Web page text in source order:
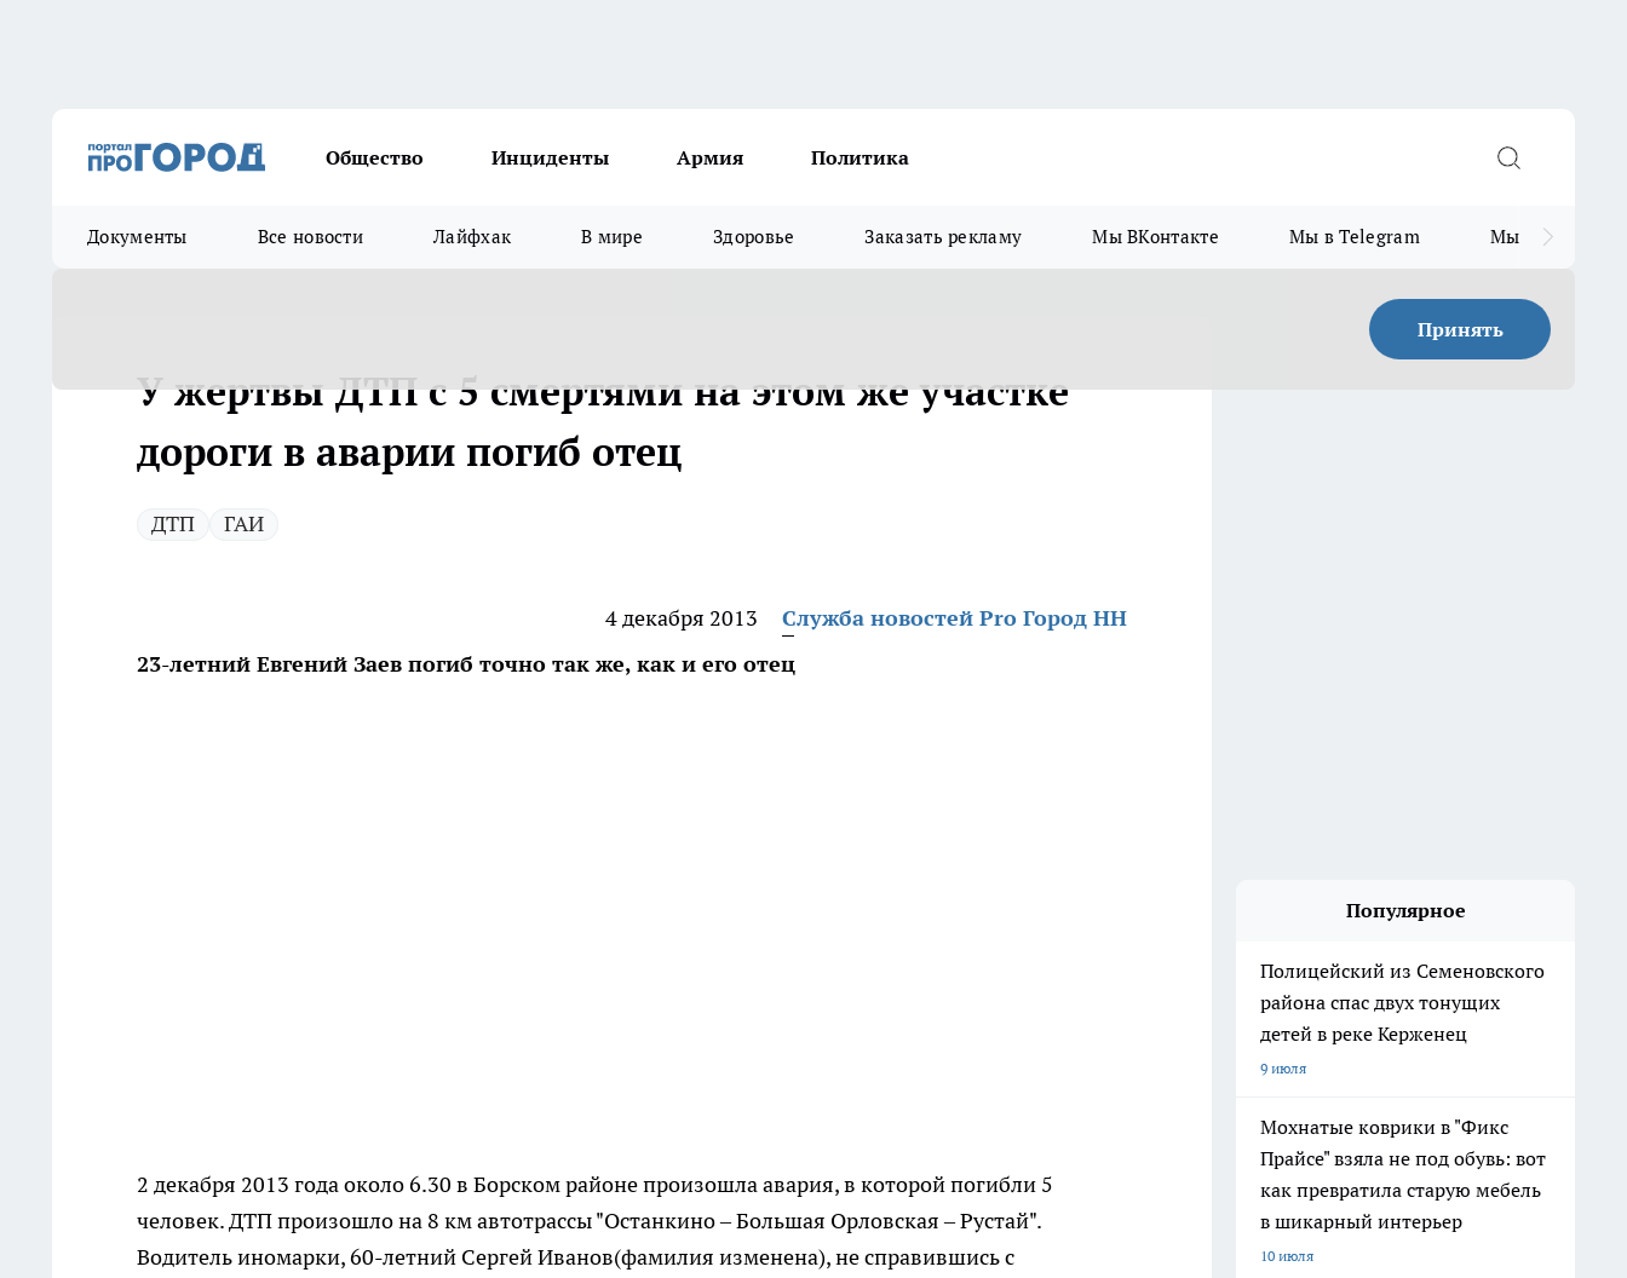
Общество Инциденты Армия Политика
Документы Все новости Лайфхак В мире Здоровье Заказать рекламу Мы ВКонтакте Мы в Telegram Мы в MAX
Принять
У жертвы ДТП с 5 смертями на этом же участке
дороги в аварии погиб отец
ДТП ГАИ
4 декабря 2013
Служба новостей Pro Город НН
23-летний Евгений Заев погиб точно так же, как и его отец
2 декабря 2013 года около 6.30 в Борском районе произошла авария, в которой погибли 5
человек. ДТП произошло на 8 км автотрассы "Останкино – Большая Орловская – Рустай".
Водитель иномарки, 60-летний Сергей Иванов(фамилия изменена), не справившись с
Популярное
Полицейский из Семеновского
района спас двух тонущих
детей в реке Керженец
9 июля
Мохнатые коврики в "Фикс
Прайсе" взяла не под обувь: вот
как превратила старую мебель
в шикарный интерьер
10 июля